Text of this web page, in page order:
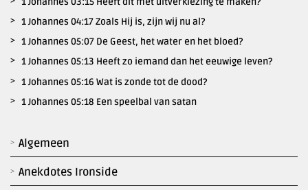
Algemeen
Anekdotes Ironside
1 Johannes 04:17 Zoals Hij is, zijn wij nu al?
1 Johannes 05:07 De Geest, het water en het bloed?
1 Johannes 05:13 Heeft zo iemand dan het eeuwige leven?
1 Johannes 05:16 Wat is zonde tot de dood?
1 Johannes 05:18 Een speelbal van satan